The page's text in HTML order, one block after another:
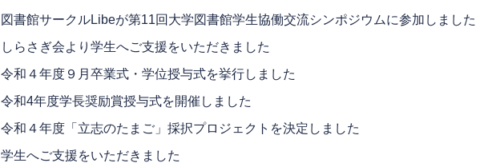
図書館サークルLibeが第11回大学図書館学生協働交流シンポジウムに参加しました
しらさぎ会より学生へご支援をいただきました
令和４年度９月卒業式・学位授与式を挙行しました
令和4年度学長奨励賞授与式を開催しました
令和４年度「立志のたまご」採択プロジェクトを決定しました
学生へご支援をいただきました